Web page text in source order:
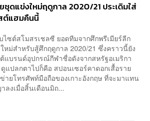
ชุดแข่งใหม่ฤดูกาล 2020/21 ประเดิมใส่
ต์แฮมคืนนี้
ไซต์สโมสรเชลซี ยอดทีมจากศึกพรีเมียร์ลีก
หม่สำหรับสู้ศึกฤดูกาล 2020/21 ซึ่งคราวนี้ยัง
แบรนด์อุปกรณ์กีฬาชื่อดังจากสหรัฐอเมริกา
แปลกตาไปก็คือ สปอนเซอร์คาดอกเสื้อราย
ข่ายโทรศัพท์มือถือของเกาะอังกฤษ ที่จะมาแทน
งเมื่อสิ้นเดือนมิถ...